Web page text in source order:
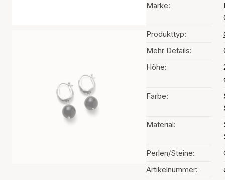
Marke:
Produkttyp:
Mehr Details:
Höhe:
Farbe:
Material:
Perlen/Steine:
Artikelnummer: